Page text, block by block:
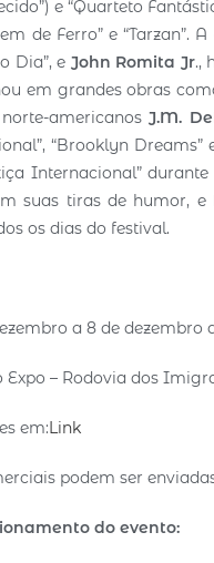
e “Quarteto
de Ferro” e “Tarzan”.
Dia”, e John Romita Jr.,
em grandes obras
americanosJ.M.
“Brooklyn Dreams”
Internacional”
suas tiras de humor, e
os dias do festival.
a 8 de dezembro
Expo – Rodovia dos
em:Link
podem ser
do evento: